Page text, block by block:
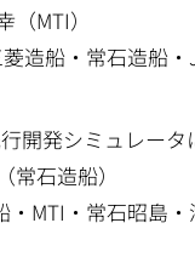
MTI）
造船・常石造船・
開発シミュレータ
常石造船）
MTI・常石昭島